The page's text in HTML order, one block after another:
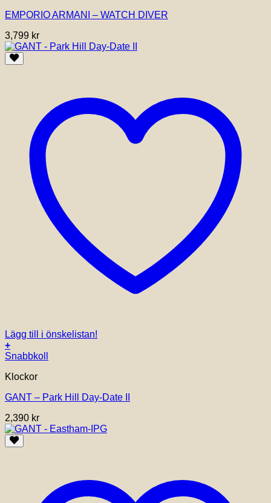
EMPORIO ARMANI – WATCH DIVER
3,799 kr
Lägg till i önskelistan!
+
Snabbkoll
Klockor
GANT – Park Hill Day-Date II
2,390 kr